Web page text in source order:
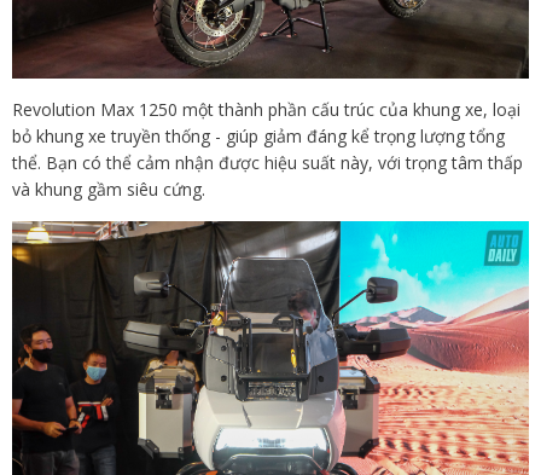
Revolution Max 1250 một thành phần cấu trúc của khung xe, loại
bỏ khung xe truyền thống - giúp giảm đáng kể trọng lượng tổng
thể. Bạn có thể cảm nhận được hiệu suất này, với trọng tâm thấp
và khung gầm siêu cứng.